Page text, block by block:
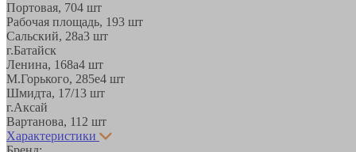
Портовая, 704 шт
Рабочая площадь, 193 шт
Сальский, 28a3 шт
г.Батайск
Ленина, 168а4 шт
М.Горького, 285е4 шт
Шмидта, 17/13 шт
г.Аксай
Вартанова, 11 2 шт
Характеристики